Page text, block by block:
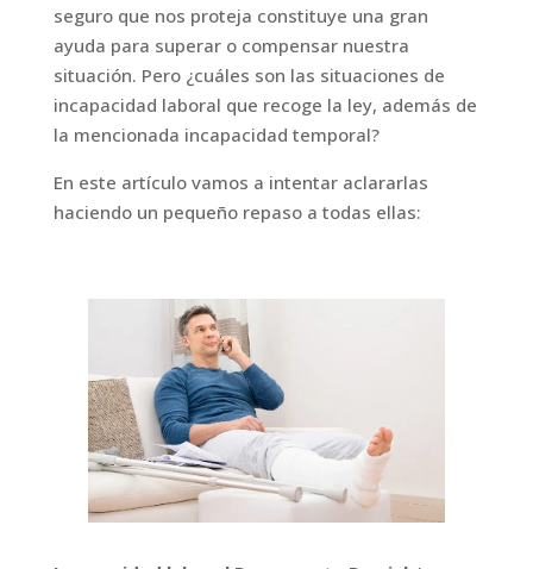
seguro que nos proteja constituye una gran
ayuda para superar o compensar nuestra
situación. Pero ¿cuáles son las situaciones de
incapacidad laboral que recoge la ley, además de
la mencionada incapacidad temporal?
En este artículo vamos a intentar aclararlas
haciendo un pequeño repaso a todas ellas: